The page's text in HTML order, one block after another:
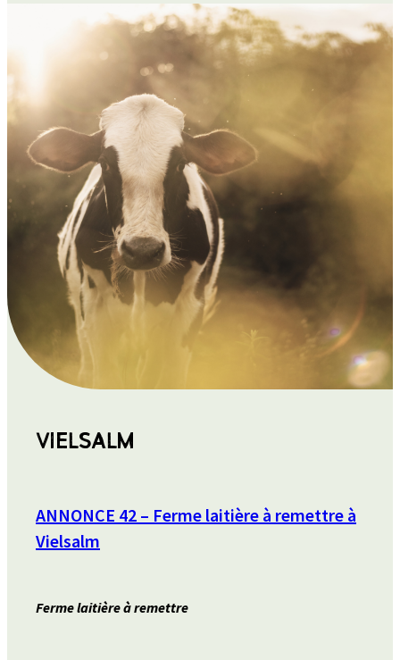
Recherche
collaboration
un∙e
maraicher∙ère
indépendant∙e
VIELSALM
ANNONCE 42 – Ferme laitière à remettre à
Vielsalm
Ferme laitière à remettre